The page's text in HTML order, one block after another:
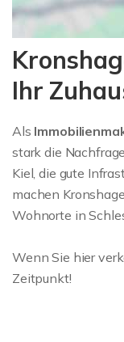
Ihr
Als
stark die
Kiel, die gute
machen
Wohnorte in
Wenn Sie hier
Zeitpunkt!